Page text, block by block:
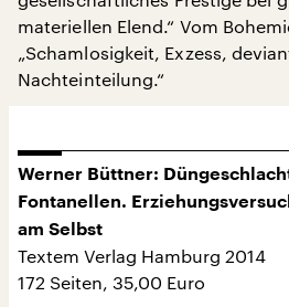
materiellen Elend.“ Vom
„Schamlosigkeit, Exzess,
Nachteinteilung.“
Werner Büttner:
Fontanellen.
am Selbst
Textem Verlag Hamburg 2014
172 Seiten, 35,00 Euro